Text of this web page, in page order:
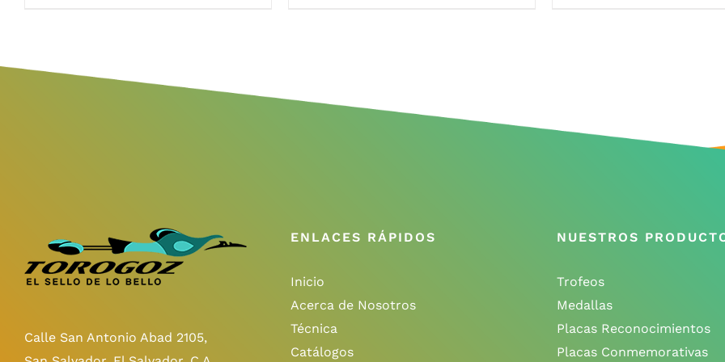
Calle San Antonio Abad 2105,
ENLACES RÁPIDOS
Inicio
Acerca de Nosotros
Técnica
Catálogos
NUESTROS
Trofeos
Medallas
Placas Reconocimientos
Placas Conmemorativas